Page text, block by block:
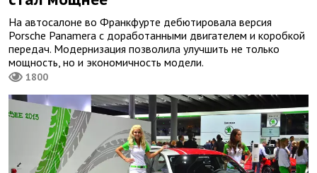
На автосалоне во Франкфурте дебютировала версия
Porsche Panamera с доработанными двигателем и коробкой
передач. Модернизация позволила улучшить не только
мощность, но и экономичность модели.
1800